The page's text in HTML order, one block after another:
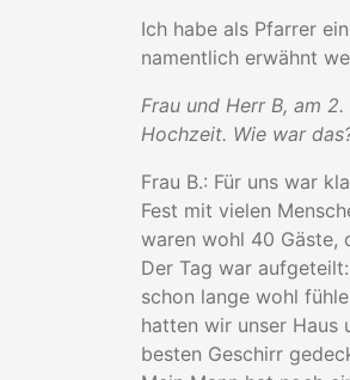
Ich habe als Pfarrer
namentlich erwähnt
Frau und Herr B, am
Hochzeit. Wie war
Frau B.: Für uns war
Fest mit vielen
waren wohl 40 Gäste,
Der Tag war
schon lange wohl
hatten wir unser Haus
besten Geschirr